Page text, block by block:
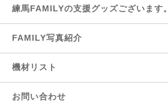
練馬FAMILYの支援グッズございます。
FAMILY写真紹介
機材リスト
お問い合わせ